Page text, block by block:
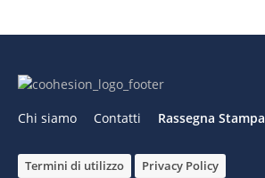
Chi siamo Contatti Rassegna Stampa
Termini di utilizzo Privacy Policy